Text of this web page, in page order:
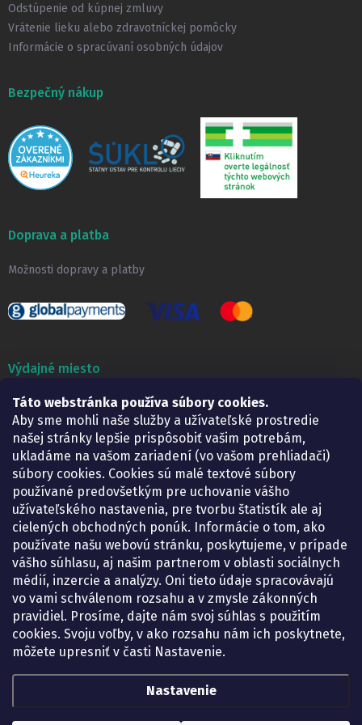
Táto webstránka používa súbory cookies.
Aby sme mohli naše služby a užívateľské prostredie
našej stránky lepšie prispôsobiť vašim potrebám,
ukladáme na vašom zariadení (vo vašom prehliadači)
súbory cookies. Cookies sú malé textové súbory
používané predovšetkým pre uchovanie vášho
užívateľského nastavenia, pre tvorbu štatistík ale aj
cielených obchodných ponúk. Informácie o tom, ako
používate našu webovú stránku, poskytujeme, v prípade
vášho súhlasu, aj našim partnerom v oblasti sociálnych
médií, inzercie a analýzy. Oni tieto údaje spracovávajú
vo vami schválenom rozsahu a v zmysle zákonných
pravidiel. Prosíme, dajte nám svoj súhlas s použitím
cookies. Svoju voľby, v ako rozsahu nám ich poskytnete,
môžete upresniť v časti Nastavenie.
Nastavenie
Odstúpenie od kúpnej zmluvy
Vrátenie lieku alebo zdravotníckej pomôcky
Informácie o spracúvaní osobných údajov
Bezpečný nákup
Doprava a platba
Možnosti dopravy a platby
Výdajné miesto
Lekáreň ADONAI
Košice – Smetanova 2
Pondelok:
07.30 – 15.30 h.
Utorok:
07.30 – 16.00 h.
Streda:
07.30 – 16.00 h.
Štvrtok:
07.30 – 15.30 h.
Piatok:
07.30 – 15.30 h.
KONTAKT
eshop@lekarenadonai.sk
+421 948 203 203
Nájdete nás na Facebooku.
lekarenadonai/